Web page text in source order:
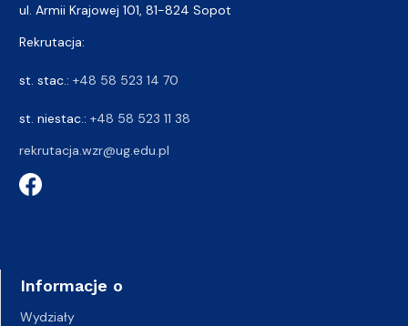
ul. Armii Krajowej 101, 81-824 Sopot
Rekrutacja:
st. stac.: +48 58 523 14 70
st. niestac.: +48 58 523 11 38
rekrutacja.wzr@ug.edu.pl
Informacje o
Wydziały